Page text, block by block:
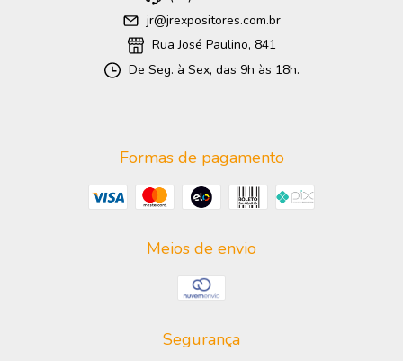
jr@jrexpositores.com.br
Rua José Paulino, 841
De Seg. à Sex, das 9h às 18h.
Formas de pagamento
Meios de envio
Segurança